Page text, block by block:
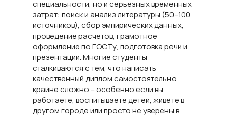
специальности, но и серьёзных временных
затрат: поиск и анализ литературы (50–100
источников), сбор эмпирических данных,
проведение расчётов, грамотное
оформление по ГОСТу, подготовка речи и
презентации. Многие студенты
сталкиваются с тем, что написать
качественный диплом самостоятельно
крайне сложно – особенно если вы
работаете, воспитываете детей, живёте в
другом городе или просто не уверены в